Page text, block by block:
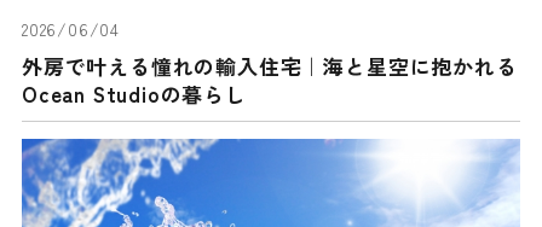
2026/06/04
外房で叶える憧れの輸入住宅｜海と星空に抱かれる
Ocean Studioの暮らし